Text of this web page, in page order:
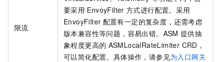
限流
要采用 EnvoyFilter 方式进行配置。采用
EnvoyFilter 配置有一定的复杂度，还需考虑
版本兼容性等问题，容易出错。ASM 提供抽
象程度更高的 ASMLocalRateLimiter CRD，
可以简化配置。具体操作，请参见为入口网关